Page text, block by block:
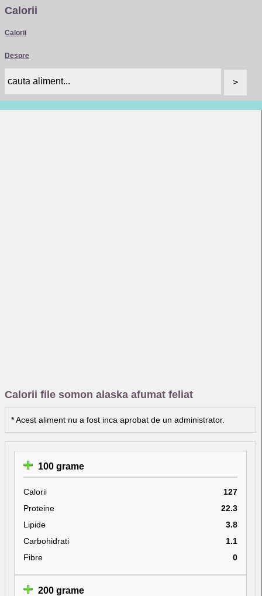
Calorii
Calorii
Despre
Calorii file somon alaska afumat feliat
* Acest aliment nu a fost inca aprobat de un administrator.
100 grame
Calorii
127
Proteine
22.3
Lipide
3.8
Carbohidrati
1.1
Fibre
0
200 grame